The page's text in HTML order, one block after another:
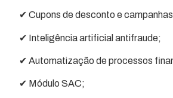
✔ Cupons de desconto e
✔ Inteligência artificial antifraude;
✔ Automatização de processos
✔ Módulo SAC;